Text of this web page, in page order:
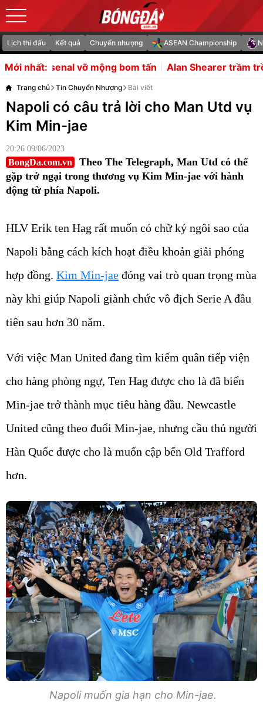
Lịch thi đấu Kết quả Chuyển nhượng ASEAN Championship
Mới nhất:
bom tấn Alan Shearer trầm trồ trước hàng tiền vệ
Trang chủ Tin Chuyển Nhượng Bài viết
Napoli có câu trả lời cho Man Utd vụ
Kim Min-jae
20:26 09/06/2023
BongDa.com.vn
Theo The Telegraph, Man Utd có thể
gặp trở ngại trong thương vụ Kim Min-jae với hành
động từ phía Napoli.
HLV Erik ten Hag rất muốn có chữ ký ngôi sao của
Napoli bằng cách kích hoạt điều khoản giải phóng
hợp đồng. Kim Min-jae đóng vai trò quan trọng mùa
này khi giúp Napoli giành chức vô địch Serie A đầu
tiên sau hơn 30 năm.
Với việc Man United đang tìm kiếm quân tiếp viện
cho hàng phòng ngự, Ten Hag được cho là đã biến
Min-jae trở thành mục tiêu hàng đầu. Newcastle
United cũng theo đuổi Min-jae, nhưng cầu thủ người
Hàn Quốc được cho là muốn cập bến Old Trafford
hơn.
Napoli muốn gia hạn cho Min-jae.